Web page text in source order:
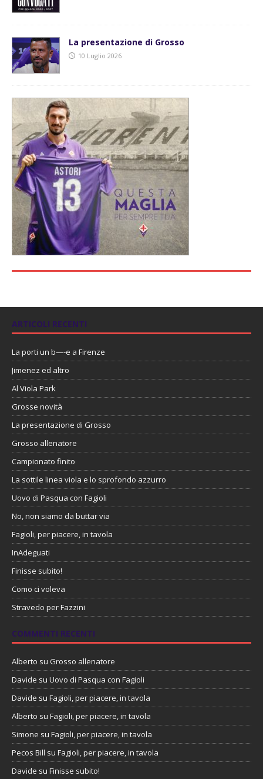
La presentazione di Grosso
10 Luglio 2026
ARTICOLI RECENTI
La porti un b—-e a Firenze
Jimenez ed altro
Al Viola Park
Grosse novità
La presentazione di Grosso
Grosso allenatore
Campionato finito
La sottile linea viola e lo sprofondo azzurro
Uovo di Pasqua con Fagioli
No, non siamo da buttar via
Fagioli, per piacere, in tavola
InAdeguati
Finisse subito!
Como ci voleva
Stravedo per Fazzini
COMMENTI RECENTI
Alberto su Grosso allenatore
Davide su Uovo di Pasqua con Fagioli
Davide su Fagioli, per piacere, in tavola
Alberto su Fagioli, per piacere, in tavola
Simone su Fagioli, per piacere, in tavola
Pecos Bill su Fagioli, per piacere, in tavola
Davide su Finisse subito!